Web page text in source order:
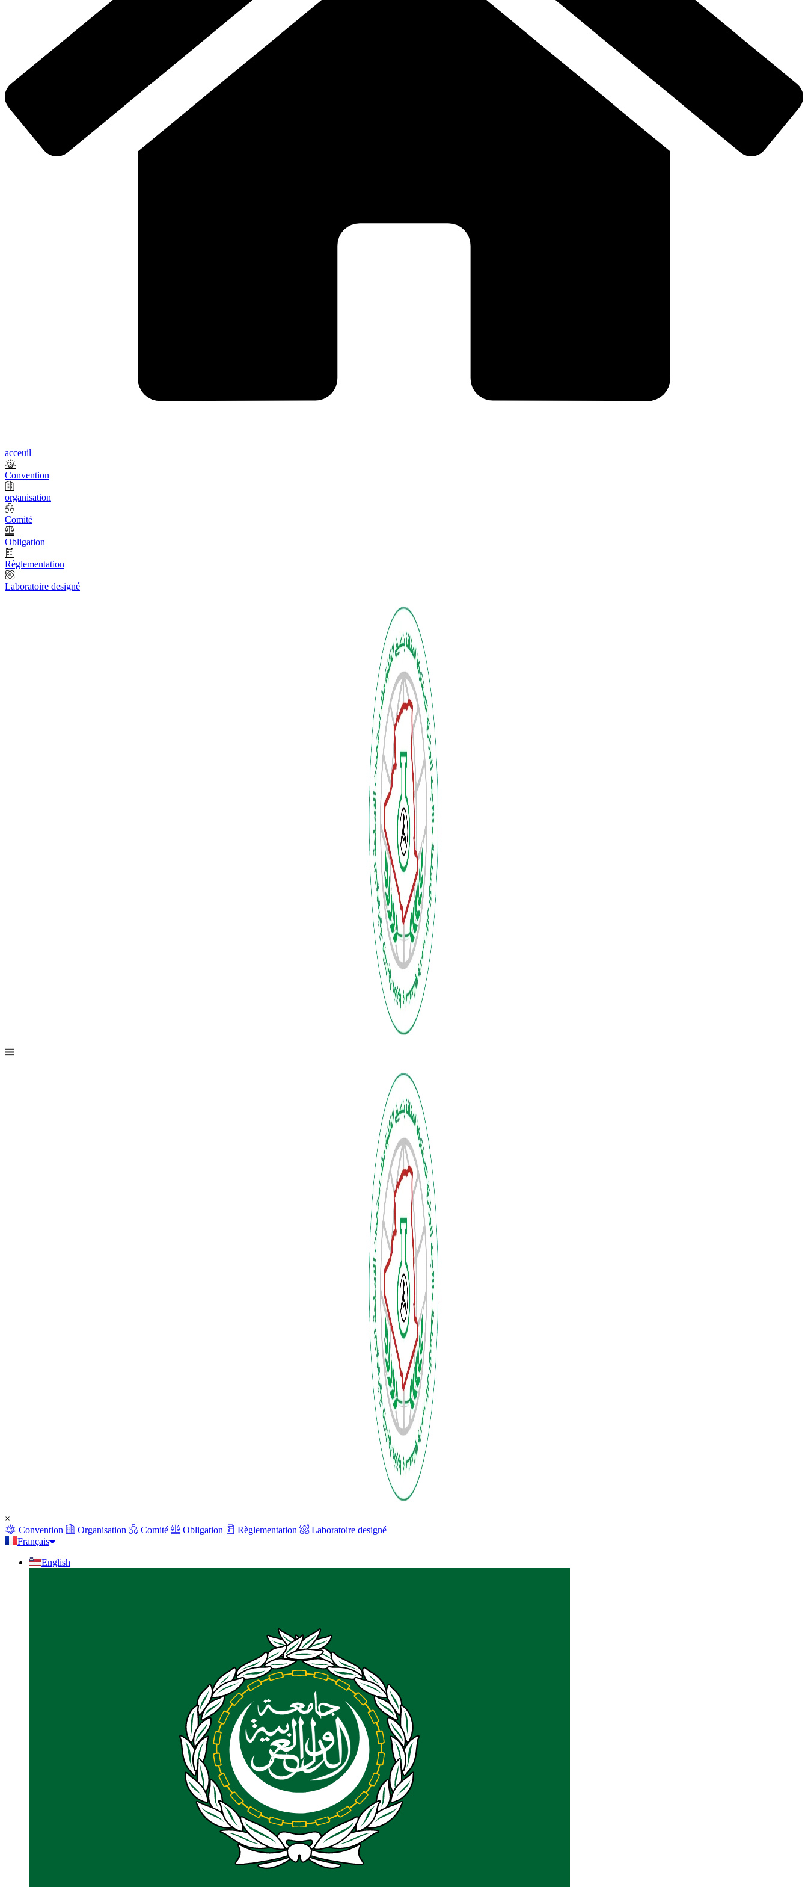
acceuil
Convention
organisation
Comité
Obligation
Règlementation
Laboratoire designé
×
Convention
Organisation Comité Obligation Règlementation
Laboratoire designé
Français
English